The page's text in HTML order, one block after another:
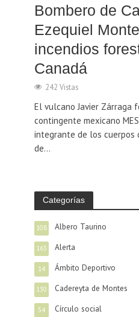
Bombero de
Ezequiel
incendios
Canadá
242 Vistas
El vulcano Javier Zárraga
contingente mexicano
integrante de los cuerpos
de...
Categorías
Albero Taurino
108
Alerta
163
Ámbito Deportivo
14
Cadereyta de Montes
130
Círculo social
54